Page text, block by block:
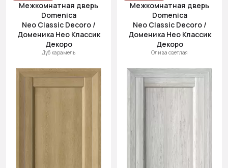
Межкомнатная дверь
Domenica
Neo Classic Decoro /
Доменика Нео Классик
Декоро
Дуб карамель
Межкомнатная дверь
Domenica
Neo Classic Decoro /
Доменика Нео Классик
Декоро
Олива светлая